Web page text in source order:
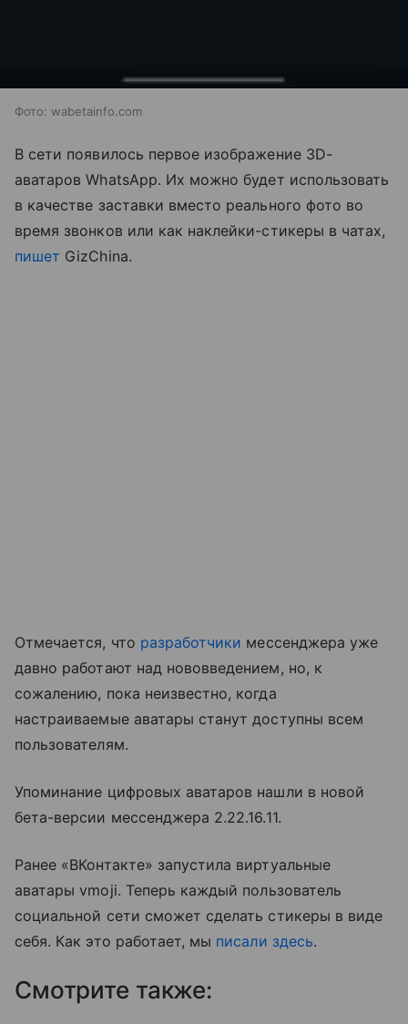
Фото: wabetainfo.com
В сети появилось первое изображение 3D-
аватаров WhatsApp. Их можно будет использовать
в качестве заставки вместо реального фото во
время звонков или как наклейки-стикеры в чатах,
пишет GizChina.
Отмечается, что разработчики мессенджера уже
давно работают над нововведением, но, к
сожалению, пока неизвестно, когда
настраиваемые аватары станут доступны всем
пользователям.
Упоминание цифровых аватаров нашли в новой
бета-версии мессенджера 2.22.16.11.
Ранее «ВКонтакте» запустила виртуальные
аватары vmoji. Теперь каждый пользователь
социальной сети сможет сделать стикеры в виде
себя. Как это работает, мы писали здесь.
Смотрите также: